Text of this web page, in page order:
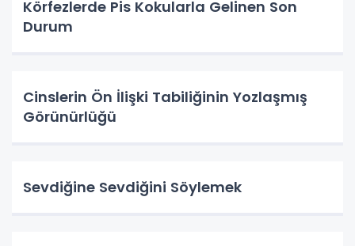
Körfezlerde Pis Kokularla Gelinen Son
Durum
Cinslerin Ön İlişki Tabiliğinin Yozlaşmış
Görünürlüğü
Sevdiğine Sevdiğini Söylemek